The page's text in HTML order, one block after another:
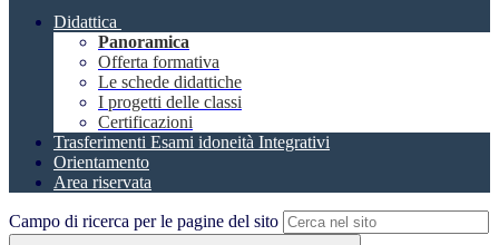
Didattica
Panoramica
Offerta formativa
Le schede didattiche
I progetti delle classi
Certificazioni
Trasferimenti Esami idoneità Integrativi
Orientamento
Area riservata
Campo di ricerca per le pagine del sito